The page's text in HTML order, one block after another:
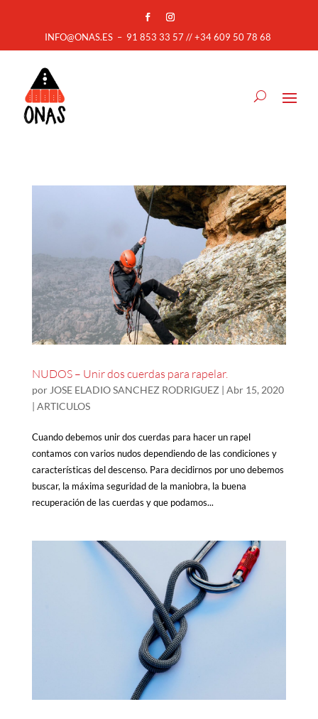
INFO@ONAS.ES – 91 853 33 57 // +34 609 50 78 68
NUDOS – Unir dos cuerdas para rapelar.
por JOSE ELADIO SANCHEZ RODRIGUEZ| Abr 15, 2020
| ARTICULOS
Cuando debemos unir dos cuerdas para hacer un rapel
contamos con varios nudos dependiendo de las condiciones y
características del descenso. Para decidirnos por uno debemos
buscar, la máxima seguridad de la maniobra, la buena
recuperación de las cuerdas y que podamos...